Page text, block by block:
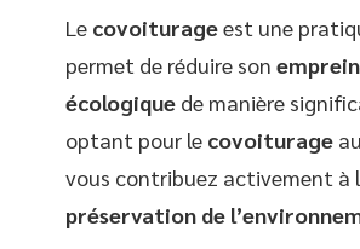
Le covoiturageest une
permet de réduire son
écologique de manière
optant pour le covoiturage
vous contribuez activement à
préservation de